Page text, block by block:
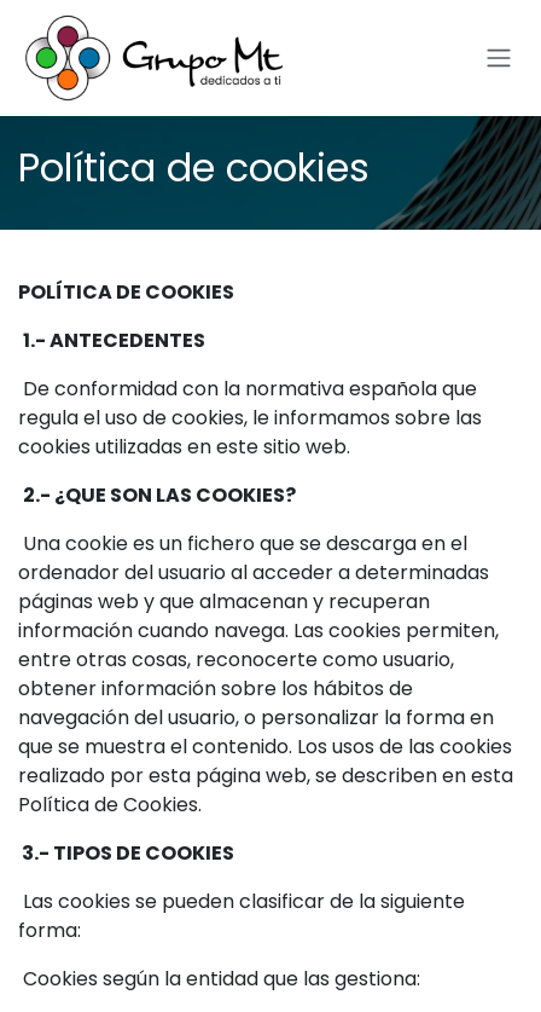
Ir al contenido
Política de cookies
POLÍTICA DE COOKIES
1.- ANTECEDENTES
De conformidad con la normativa española que
regula el uso de cookies, le informamos sobre las
cookies utilizadas en este sitio web.
2.- ¿QUE SON LAS COOKIES?
Una cookie es un fichero que se descarga en el
ordenador del usuario al acceder a determinadas
páginas web y que almacenan y recuperan
información cuando navega. Las cookies permiten,
entre otras cosas, reconocerte como usuario,
obtener información sobre los hábitos de
navegación del usuario, o personalizar la forma en
que se muestra el contenido. Los usos de las cookies
realizado por esta página web, se describen en esta
Política de Cookies.
3.- TIPOS DE COOKIES
Las cookies se pueden clasificar de la siguiente
forma:
Cookies según la entidad que las gestiona: